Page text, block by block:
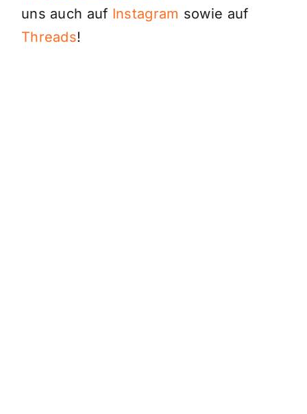
uns auch auf Instagram sowie auf
Threads!